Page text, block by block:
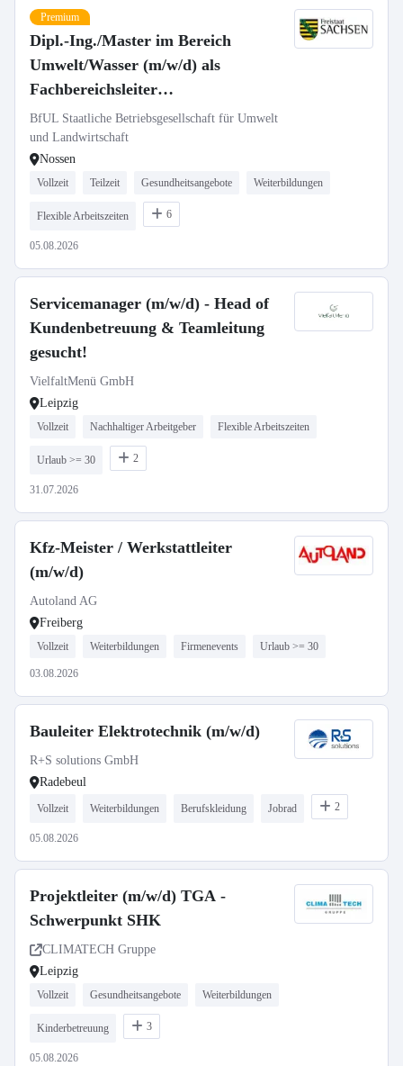
Premium
Dipl.-Ing./Master im Bereich
Umwelt/Wasser (m/w/d) als
Fachbereichsleiter
„Gewässergütemessstationen,
Probenlogistik, LIMS“
BfUL Staatliche Betriebsgesellschaft für Umwelt
und Landwirtschaft
Nossen
Vollzeit Teilzeit Gesundheitsangebote Weiterbildungen
Flexible Arbeitszeiten 6
05.08.2026
Servicemanager (m/w/d) - Head of
Kundenbetreuung & Teamleitung
gesucht!
VielfaltMenü GmbH
Leipzig
Vollzeit Nachhaltiger Arbeitgeber Flexible Arbeitszeiten
Urlaub >= 30 2
31.07.2026
Kfz-Meister / Werkstattleiter
(m/w/d)
Autoland AG
Freiberg
Vollzeit Weiterbildungen Firmenevents Urlaub >= 30
03.08.2026
Bauleiter Elektrotechnik (m/w/d)
R+S solutions GmbH
Radebeul
Vollzeit Weiterbildungen Berufskleidung Jobrad 2
05.08.2026
Projektleiter (m/w/d) TGA -
Schwerpunkt SHK
CLIMATECH Gruppe
Leipzig
Vollzeit Gesundheitsangebote Weiterbildungen
Kinderbetreuung 3
05.08.2026